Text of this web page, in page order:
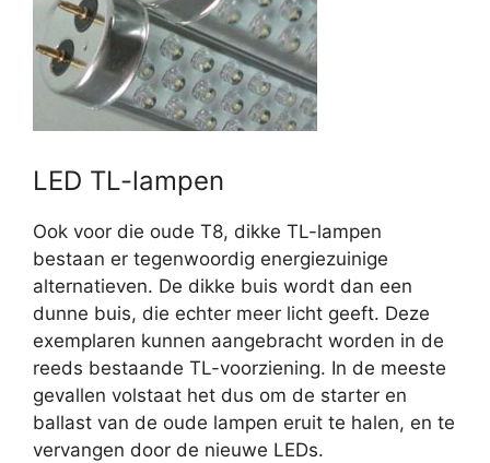
LED TL-lampen
Ook voor die oude T8, dikke TL-lampen
bestaan er tegenwoordig energiezuinige
alternatieven. De dikke buis wordt dan een
dunne buis, die echter meer licht geeft. Deze
exemplaren kunnen aangebracht worden in de
reeds bestaande TL-voorziening. In de meeste
gevallen volstaat het dus om de starter en
ballast van de oude lampen eruit te halen, en te
vervangen door de nieuwe LEDs.